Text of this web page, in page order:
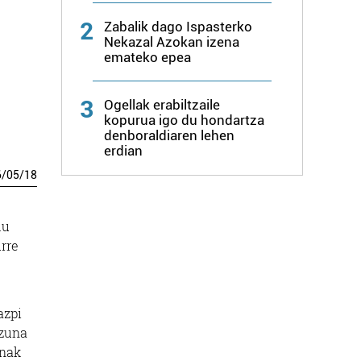
/05/18
2
Zabalik dago Ispasterko
Nekazal Azokan izena
emateko epea
3
Ogellak erabiltzaile
kopurua igo du hondartza
denboraldiaren lehen
erdian